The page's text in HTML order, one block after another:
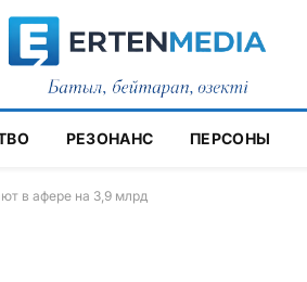
РЕЗОНАНС ПЕРСОНЫ
в афере на 3,9 млрд